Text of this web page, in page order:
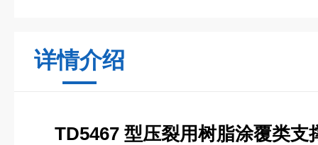
详情介绍
TD5467 型压裂用树脂涂覆类支